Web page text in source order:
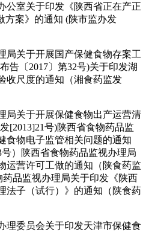
室关于印发《陕西省正在产正
方案》的通知 (陕市监办发
关于开展国产保健食物存案工
告〔2017〕第32号)关于印发湖
收尺度的通知（湘食药监发
关于开展保健食物出产运营清
[2013]21号)陕西省食物药品监
食物电子监管相关问题的通知
号）陕西省食物药品监视办理局
运营许可工做的通知（陕食药监
品监视办理局关于印发《陕西
法子（试行）》的通知（陕食药
委员会关于印发天津市保健食